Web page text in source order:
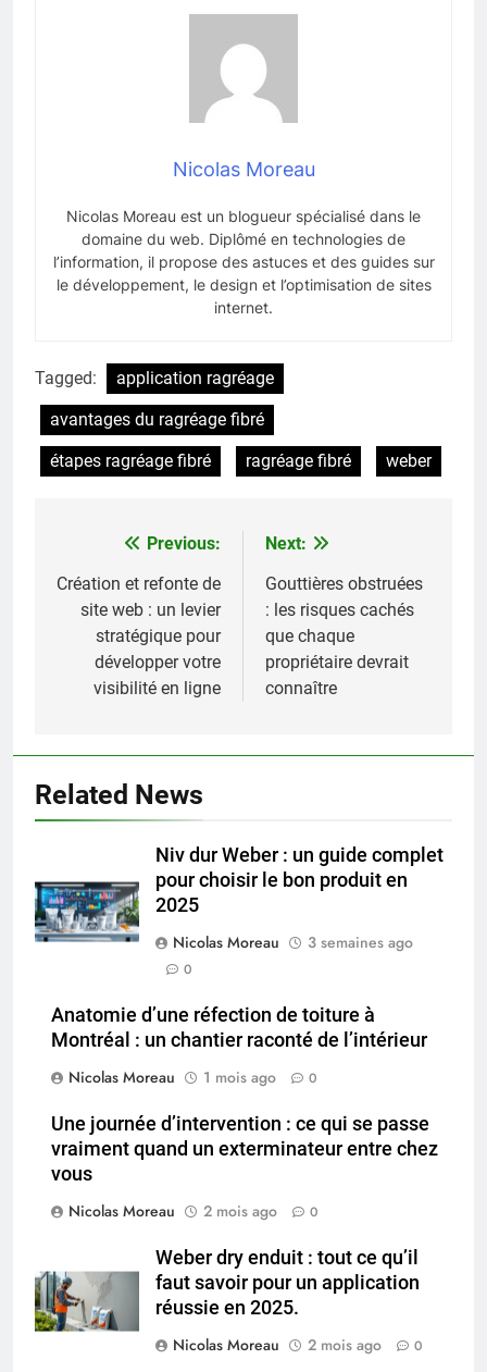
Nicolas Moreau
Nicolas Moreau est un blogueur spécialisé dans le
domaine du web. Diplômé en technologies de
l’information, il propose des astuces et des guides sur
le développement, le design et l’optimisation de sites
internet.
Tagged:
application ragréage
avantages du ragréage fibré
étapes ragréage fibré
ragréage fibré weber
Navigation
de
l’article
Previous:
Création et refonte de
site web : un levier
stratégique pour
développer votre
visibilité en ligne
Next:
Gouttières obstruées
: les risques cachés
que chaque
propriétaire devrait
connaître
Related News
Niv dur Weber : un guide complet
pour choisir le bon produit en
2025
Nicolas Moreau
3 semaines ago
0
Anatomie d’une réfection de toiture à
Montréal : un chantier raconté de l’intérieur
Nicolas Moreau
1 mois ago 0
Une journée d’intervention : ce qui se passe
vraiment quand un exterminateur entre chez
vous
Nicolas Moreau
2 mois ago 0
Weber dry enduit : tout ce qu’il
faut savoir pour un application
réussie en 2025.
Nicolas Moreau
2 mois ago 0